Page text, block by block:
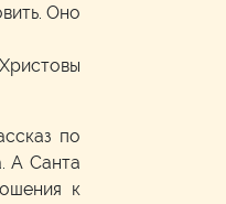
Оно
по
А Санта
к